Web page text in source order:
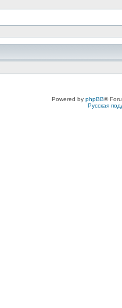
Powered by phpBB®
Русская